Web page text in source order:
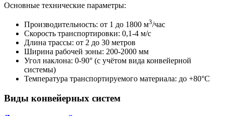
Основные технические параметры:
Производительность: от 1 до 1800 м3/час
Скорость транспортировки: 0,1-4 м/с
Длина трассы: от 2 до 30 метров
Ширина рабочей зоны: 200-2000 мм
Угол наклона: 0-90° (с учётом вида конвейерной
системы)
Температура транспортируемого материала: до +80°С
Виды конвейерных систем